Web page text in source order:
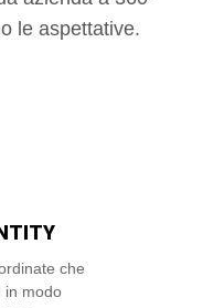
le aspettative.
che
in modo